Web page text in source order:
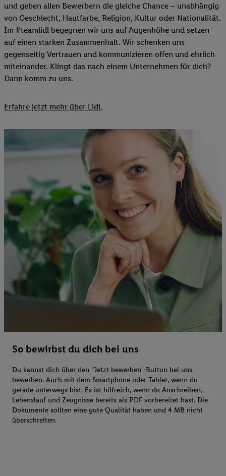
und geben allen Bewerbern die gleiche Chance – unabhängig
von Geschlecht, Hautfarbe, Religion, Kultur oder Nationalität.
Im #teamlidl begegnen wir uns auf Augenhöhe und setzen
auf einen starken Zusammenhalt. Wir schenken uns
gegenseitig Vertrauen und kommunizieren offen und ehrlich
miteinander. Klingt das nach einem Unternehmen für dich?
Dann komm zu uns.​
Erfahre jetzt mehr über Lidl.
So bewirbst du dich bei uns
Du kannst dich über den "Jetzt bewerben"-Button bei uns
bewerben. Auch mit dem Smartphone oder Tablet, wenn du
gerade unterwegs bist. Es ist hilfreich, wenn du Anschreiben,
Lebenslauf und Zeugnisse bereits als PDF vorbereitet hast. Die
Dokumente sollten eine gute Qualität haben und 4 MB nicht
überschreiten.